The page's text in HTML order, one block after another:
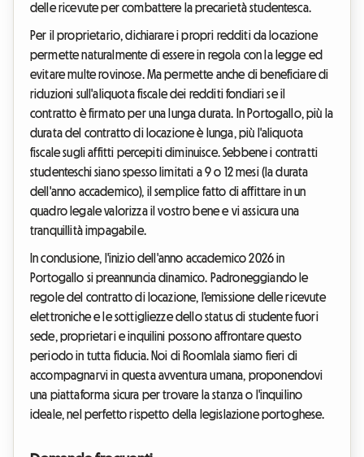
delle ricevute per combattere la precarietà studentesca.
Per il proprietario, dichiarare i propri redditi da locazione
permette naturalmente di essere in regola con la legge ed
evitare multe rovinose. Ma permette anche di beneficiare di
riduzioni sull'aliquota fiscale dei redditi fondiari se il
contratto è firmato per una lunga durata. In Portogallo, più la
durata del contratto di locazione è lunga, più l'aliquota
fiscale sugli affitti percepiti diminuisce. Sebbene i contratti
studenteschi siano spesso limitati a 9 o 12 mesi (la durata
dell'anno accademico), il semplice fatto di affittare in un
quadro legale valorizza il vostro bene e vi assicura una
tranquillità impagabile.
In conclusione, l'inizio dell'anno accademico 2026 in
Portogallo si preannuncia dinamico. Padroneggiando le
regole del contratto di locazione, l'emissione delle ricevute
elettroniche e le sottigliezze dello status di studente fuori
sede, proprietari e inquilini possono affrontare questo
periodo in tutta fiducia. Noi di Roomlala siamo fieri di
accompagnarvi in questa avventura umana, proponendovi
una piattaforma sicura per trovare la stanza o l'inquilino
ideale, nel perfetto rispetto della legislazione portoghese.